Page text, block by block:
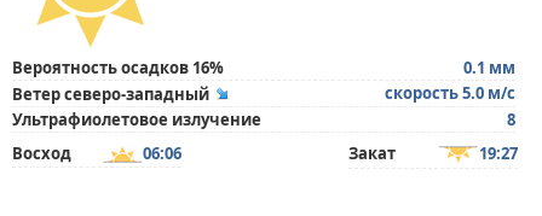
Вероятность осадков 16%
0.1 мм
Ветер северо-западный
скорость 5.0 м/с
Ультрафиолетовое излучение
8
Восход
06:06 Закат 19:27